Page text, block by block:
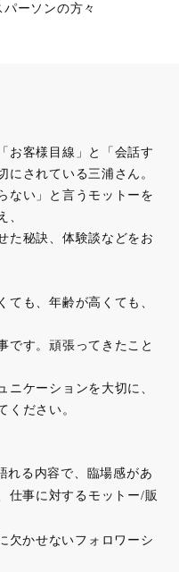
ーソンの方々
お客様目線」と「会話す
にされている三浦さん。
ない」と言うモットーを
、
た秘訣、体験談などをお
ても、年齢が高くても、
です。頑張ってきたこと
ニケーションを大切に、
ください。
れる内容で、臨場感があ
仕事に対するモットー/販
欠かせないフォロワーシ